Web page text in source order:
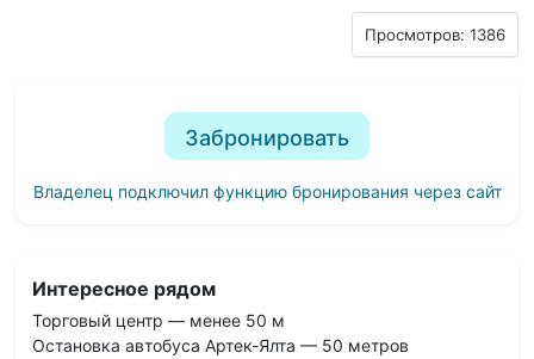
Просмотров: 1386
Забронировать
Владелец подключил функцию бронирования через сайт
Интересное рядом
Торговый центр — менее 50 м
Остановка автобуса Артек-Ялта — 50 метров